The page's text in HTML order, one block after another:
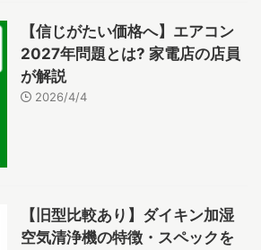
【信じがたい価格へ】エアコン
2027年問題とは? 家電店の店員
が解説
2026/4/4
【旧型比較あり】ダイキン加湿
空気清浄機の特徴・スペックを